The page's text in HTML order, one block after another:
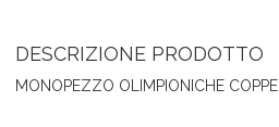
DESCRIZIONE PRODOTTO
MONOPEZZO OLIMPIONICHE COPPE